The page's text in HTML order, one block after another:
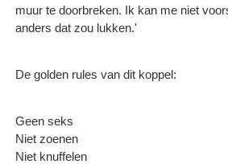
muur te doorbreken. Ik kan me niet
anders dat zou lukken.'
De golden rules van dit koppel:
Geen seks
Niet zoenen
Niet knuffelen